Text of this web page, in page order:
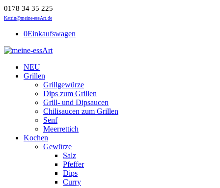
0178 34 35 225
Katrin@meine-essArt.de
0Einkaufswagen
NEU
Grillen
Grillgewürze
Dips zum Grillen
Grill- und Dipsaucen
Chilisaucen zum Grillen
Senf
Meerrettich
Kochen
Gewürze
Salz
Pfeffer
Dips
Curry